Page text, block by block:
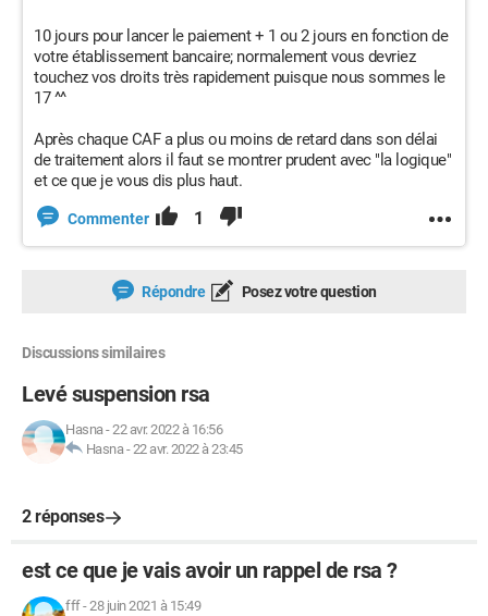
10 jours pour lancer le paiement + 1 ou 2 jours en fonction de
votre établissement bancaire; normalement vous devriez
touchez vos droits très rapidement puisque nous sommes le
17 ^^
Après chaque CAF a plus ou moins de retard dans son délai
de traitement alors il faut se montrer prudent avec "la logique"
et ce que je vous dis plus haut.
Commenter 1
Répondre Posez votre question
Discussions similaires
Levé suspension rsa
Hasna-22 avr. 2022 à 16:56
Hasna-22 avr. 2022 à 23:45
2 réponses
est ce que je vais avoir un rappel de rsa ?
fff-28 juin 2021 à 15:49